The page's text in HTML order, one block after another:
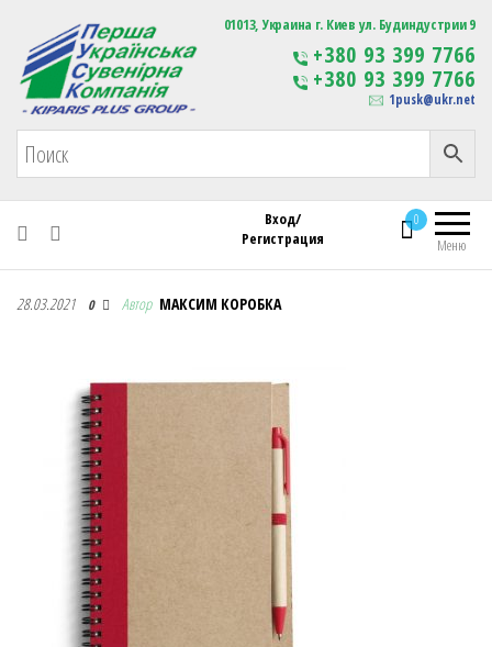
Первая Украинская Сувенирная Компания Изготовление
сувенирной продукции
с логотипом
01013, Украина г. Киев ул. Будиндустрии 9
+380 93 399 7766
+380 93 399 7766
1pusk@ukr.net
Меню
0
Вход/
Регистрация
Первая Украинская Сувенирная Компания
28.03.2021 0 Автор МАКСИМ КОРОБКА